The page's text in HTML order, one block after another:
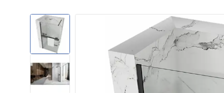
Kabiny prysznicowe
Drzwi prysznicowe
Brodziki prysznicowe